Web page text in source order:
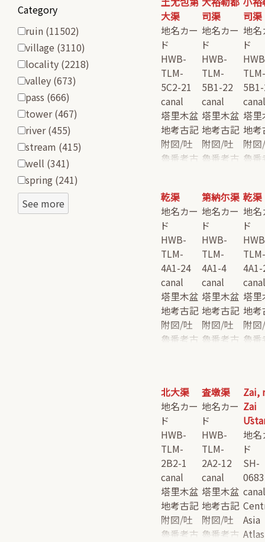
Category
ruin (11502)
village (3110)
locality (2218)
valley (673)
pass (666)
tower(467)
river(455)
stream (415)
well (341)
spring (241)
See more
大渠
地名カー
ド
HWB-
TLM-
5C2-21
canal
塔里木盆
地考古記
附図/吐
魯番考古
司渠
地名カー
ド
HWB-
TLM-
5B1-22
canal
塔里木盆
地考古記
附図/吐
魯番考古
司渠
地名
ド
塔
地考
附
魯
乾渠
地名カー
ド
HWB-
TLM-
4A1-24
canal
塔里木盆
地考古記
附図/吐
魯番考古
第納尓渠
地名カー
ド
HWB-
TLM-
4A1-4
canal
塔里木盆
地考古記
附図/吐
魯番考古
乾渠
地名
ド
塔
地考
附
魯
北大渠
地名カー
ド
HWB-
TLM-
2B2-1
canal
塔里木盆
地考古記
附図/吐
魯番考古
査墩渠
地名カー
ド
HWB-
TLM-
2A2-12
canal
塔里木盆
地考古記
附図/吐
魯番考古
Zai,
Zai
地名
ド
SH-
Asia
Atlas